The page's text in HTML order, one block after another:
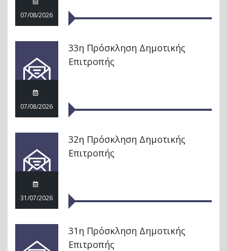
07/08/2026
07/08/2026
33η Πρόσκληση Δημοτικής
Επιτροπής
31/07/2026
32η Πρόσκληση Δημοτικής
Επιτροπής
31η Πρόσκληση Δημοτικής
Επιτροπής